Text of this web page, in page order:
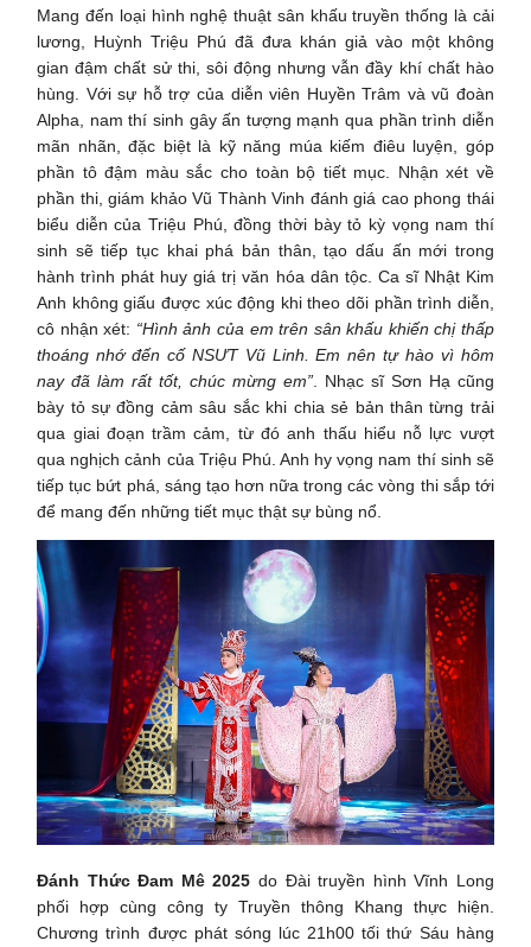
Mang đến loại hình nghệ thuật sân khấu truyền thống là cải
lương, Huỳnh Triệu Phú đã đưa khán giả vào một không
gian đậm chất sử thi, sôi động nhưng vẫn đầy khí chất hào
hùng. Với sự hỗ trợ của diễn viên Huyền Trâm và vũ đoàn
Alpha, nam thí sinh gây ấn tượng mạnh qua phần trình diễn
mãn nhãn, đặc biệt là kỹ năng múa kiếm điêu luyện, góp
phần tô đậm màu sắc cho toàn bộ tiết mục. Nhận xét về
phần thi, giám khảo Vũ Thành Vinh đánh giá cao phong thái
biểu diễn của Triệu Phú, đồng thời bày tỏ kỳ vọng nam thí
sinh sẽ tiếp tục khai phá bản thân, tạo dấu ấn mới trong
hành trình phát huy giá trị văn hóa dân tộc. Ca sĩ Nhật Kim
Anh không giấu được xúc động khi theo dõi phần trình diễn,
cô nhận xét: “Hình ảnh của em trên sân khấu khiến chị thấp
thoáng nhớ đến cố NSƯT Vũ Linh. Em nên tự hào vì hôm
nay đã làm rất tốt, chúc mừng em”. Nhạc sĩ Sơn Hạ cũng
bày tỏ sự đồng cảm sâu sắc khi chia sẻ bản thân từng trải
qua giai đoạn trầm cảm, từ đó anh thấu hiểu nỗ lực vượt
qua nghịch cảnh của Triệu Phú. Anh hy vọng nam thí sinh sẽ
tiếp tục bứt phá, sáng tạo hơn nữa trong các vòng thi sắp tới
để mang đến những tiết mục thật sự bùng nổ.
Đánh Thức Đam Mê 2025 do Đài truyền hình Vĩnh Long
phối hợp cùng công ty Truyền thông Khang thực hiện.
Chương trình được phát sóng lúc 21h00 tối thứ Sáu hàng